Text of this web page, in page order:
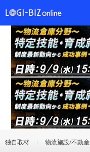
独自取材 物流施設/不動産